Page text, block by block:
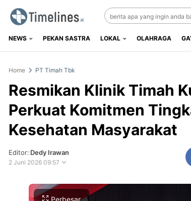
Timelines.id
Media Literasi, Sejarah & Budaya
NEWS PEKAN SASTRA LOKAL OLAHRAGA
Home PT Timah Tbk
Resmikan Klinik Timah
Perkuat Komitmen
Kesehatan Masyarakat
Editor: Dedy Irawan
2 Juni 2026 09:57
Perbesar